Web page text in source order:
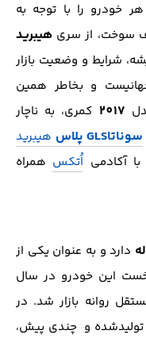
خودرو را با توجه به
سوخت، از سری هیبرید
شرایط و وضعیت بازار
و بخاطر همین
2017 کمری، به ناچار
سوناتاGLS پلاس
هیبرید
آکادمی اُتکس همراه
دارد و به عنوان یکی از
این خودرو در سال
روانه بازار شد. در
تولید‌شده و چندی پیش،